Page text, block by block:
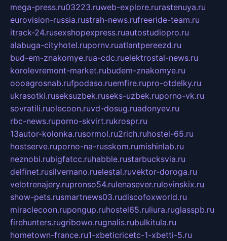
mega-press.ru03223.ruweb-explore.rurastenuya.ru
eurovision-russia.rustrah-news.rufreeride-team.ru
itrack-24.rusexshopexpress.ruautostudiopro.ru
alabuga-cityhotel.rupornv.ruatlantpereezd.ru
bud-em-znakomye.rua-cdc.ruelektrostal-news.ru
korolevremont-market.rubudem-znakomye.ru
oooagrosnab.rufpodaso.ruemfire.rupro-otdelky.ru
ukrasotki.ruseksuzbek.ruseks-uzbek.ruporno-vk.ru
sovratili.ruolecoon.ruvd-dosug.ruadonyev.ru
rbc-news.ruporno-skvirt.rukrospr.ru
13autor-kolonka.rusormol.ru2rich.ruhostel-65.ru
hostserve.ruporno-na-russkom.rumishinlab.ru
neznobi.rubigfatcc.ruhabble.rustarbucksvia.ru
delfinet.rusilvernano.ruelestal.ruvektor-doroga.ru
velotrenajery.rupronso54.rulenasever.rulovinskix.ru
show-pets.rusmartnews03.rudiscofoxworld.ru
miraclecoon.rupongup.ruhostel65.ruliura.ruglasspb.ru
firehunters.rugribowo.rugnalis.rubulkitula.ru
hometown-france.ru1-xbeticricetc-1-xbetti-5.ru